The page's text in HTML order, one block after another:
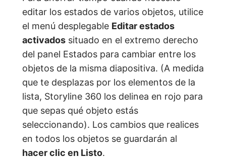
editar los estados de varios objetos, utilice
el menú desplegable Editar estados
activados situado en el extremo derecho
del panel Estados para cambiar entre los
objetos de la misma diapositiva. (A medida
que te desplazas por los elementos de la
lista, Storyline 360 los delinea en rojo para
que sepas qué objeto estás
seleccionando). Los cambios que realices
en todos los objetos se guardarán al
hacer clic en Listo.